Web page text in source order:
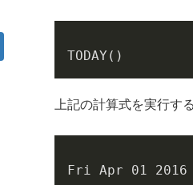
TODAY()
上記の計算式を実行す
Fri Apr 01 2016